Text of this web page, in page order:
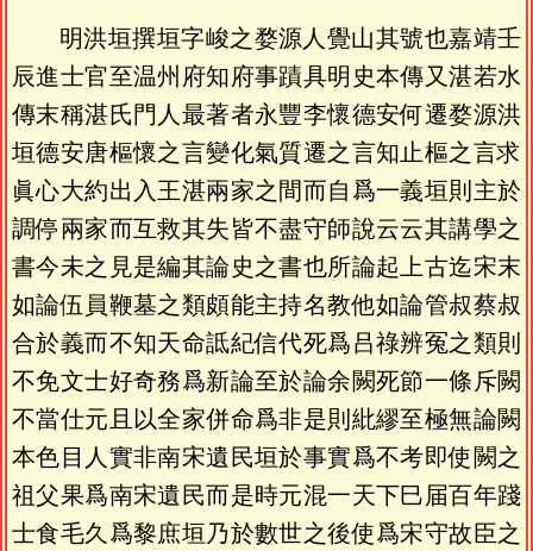
明洪垣撰垣字峻之婺源人覺山其號也嘉靖壬
辰進士官至温州府知府事蹟具明史本傳又湛若水
傳末稱湛氏門人最著者永豐李懷德安何遷婺源洪
垣德安唐樞懷之言變化氣質遷之言知止樞之言求
眞心大約出入王湛兩家之間而自爲一義垣則主於
調停兩家而互救其失皆不盡守師說云云其講學之
書今未之見是編其論史之書也所論起上古迄宋末
如論伍員鞭墓之類頗能主持名教他如論管叔蔡叔
合於義而不知天命詆紀信代死爲吕祿辨冤之類則
不免文士好奇務爲新論至於論余闕死節一條斥闕
不當仕元且以全家併命爲非是則紕繆至極無論闕
本色目人實非南宋遺民垣於事實爲不考即使闕之
祖父果爲南宋遺民而是時元混一天下巳届百年踐
士食毛久爲黎庶垣乃於數世之後使爲宋守故臣之